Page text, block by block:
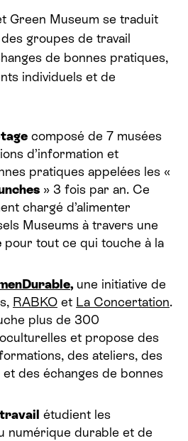
Green Museum se traduit
groupes de travail
de bonnes pratiques,
individuels et de
composé de 7 musées
d’information et
pratiques appelées les «
» 3 fois par an. Ce
chargé d’alimenter
Museums à travers une
pour tout ce qui touche à la
, une initiative de
RABKO et La Concertation.
plus de 300
et propose des
des ateliers, des
des échanges de bonnes
étudient les
numérique durable et de